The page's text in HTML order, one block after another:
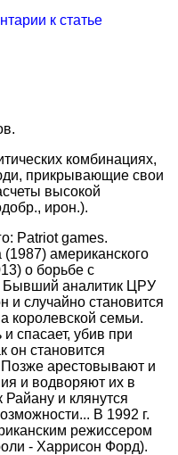
к статье
комбинациях,
прикрывающие свои
высокой
ирон.).
Patriot games.
американского
о борьбе с
аналитик ЦРУ
и случайно становится
королевской семьи.
спасает, убив при
он становится
арестовывают и
и водворяют их в
и клянутся
В 1992 г.
режиссером
- Харрисон Форд).